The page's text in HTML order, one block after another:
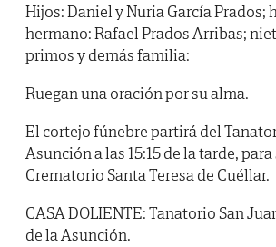
Hijos: Daniel y Nuria García
hermano: Rafael Prados Arribas;
primos y demás familia:
Ruegan una oración por su alma.
El cortejo fúnebre partirá del
Asunción a las 15:15 de la tarde,
Crematorio Santa Teresa de Cuéllar.
CASA DOLIENTE: Tanatorio San
de la Asunción.